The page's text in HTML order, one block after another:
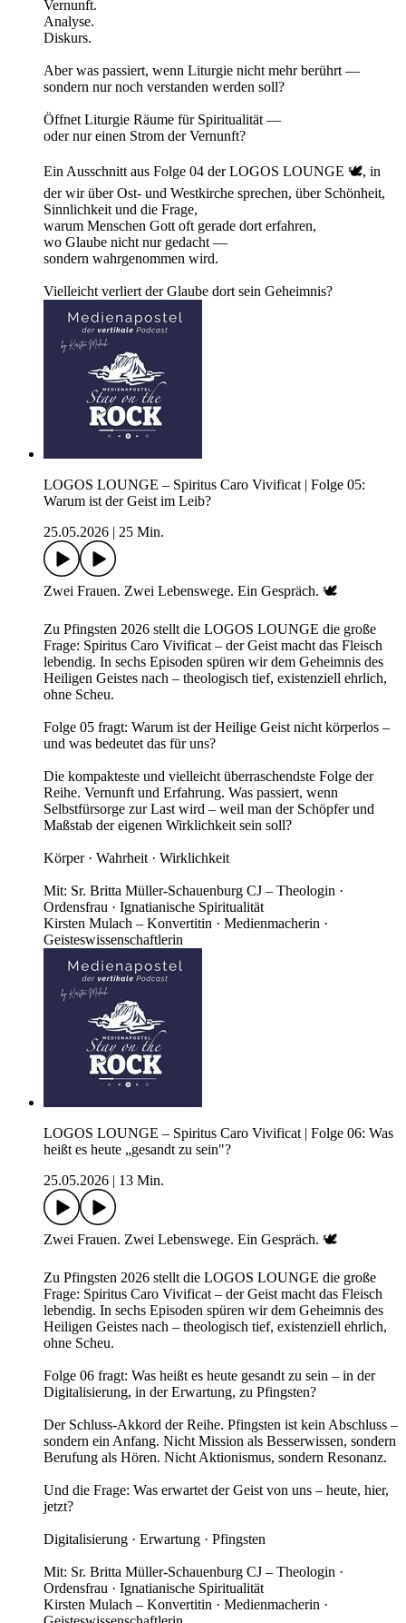
Vernunft.
Analyse.
Diskurs.
Aber was passiert, wenn Liturgie nicht mehr berührt —
sondern nur noch verstanden werden soll?
Öffnet Liturgie Räume für Spiritualität —
oder nur einen Strom der Vernunft?
Ein Ausschnitt aus Folge 04 der LOGOS LOUNGE 🕊️, in
der wir über Ost- und Westkirche sprechen, über Schönheit,
Sinnlichkeit und die Frage,
warum Menschen Gott oft gerade dort erfahren,
wo Glaube nicht nur gedacht —
sondern wahrgenommen wird.
Vielleicht verliert der Glaube dort sein Geheimnis?
LOGOS LOUNGE – Spiritus Caro Vivificat | Folge 05:
Warum ist der Geist im Leib?
25.05.2026
25 Min.
Zwei Frauen. Zwei Lebenswege. Ein Gespräch. 🕊️
Zu Pfingsten 2026 stellt die LOGOS LOUNGE die große
Frage: Spiritus Caro Vivificat – der Geist macht das Fleisch
lebendig. In sechs Episoden spüren wir dem Geheimnis des
Heiligen Geistes nach – theologisch tief, existenziell ehrlich,
ohne Scheu.
Folge 05 fragt: Warum ist der Heilige Geist nicht körperlos –
und was bedeutet das für uns?
Die kompakteste und vielleicht überraschendste Folge der
Reihe. Vernunft und Erfahrung. Was passiert, wenn
Selbstfürsorge zur Last wird – weil man der Schöpfer und
Maßstab der eigenen Wirklichkeit sein soll?
Körper · Wahrheit · Wirklichkeit
Mit: Sr. Britta Müller-Schauenburg CJ – Theologin ·
Ordensfrau · Ignatianische Spiritualität
Kirsten Mulach – Konvertitin · Medienmacherin ·
Geisteswissenschaftlerin
LOGOS LOUNGE – Spiritus Caro Vivificat | Folge 06: Was
heißt es heute „gesandt zu sein"?
25.05.2026
13 Min.
Zwei Frauen. Zwei Lebenswege. Ein Gespräch. 🕊️
Zu Pfingsten 2026 stellt die LOGOS LOUNGE die große
Frage: Spiritus Caro Vivificat – der Geist macht das Fleisch
lebendig. In sechs Episoden spüren wir dem Geheimnis des
Heiligen Geistes nach – theologisch tief, existenziell ehrlich,
ohne Scheu.
Folge 06 fragt: Was heißt es heute gesandt zu sein – in der
Digitalisierung, in der Erwartung, zu Pfingsten?
Der Schluss-Akkord der Reihe. Pfingsten ist kein Abschluss –
sondern ein Anfang. Nicht Mission als Besserwissen, sondern
Berufung als Hören. Nicht Aktionismus, sondern Resonanz.
Und die Frage: Was erwartet der Geist von uns – heute, hier,
jetzt?
Digitalisierung · Erwartung · Pfingsten
Mit: Sr. Britta Müller-Schauenburg CJ – Theologin ·
Ordensfrau · Ignatianische Spiritualität
Kirsten Mulach – Konvertitin · Medienmacherin ·